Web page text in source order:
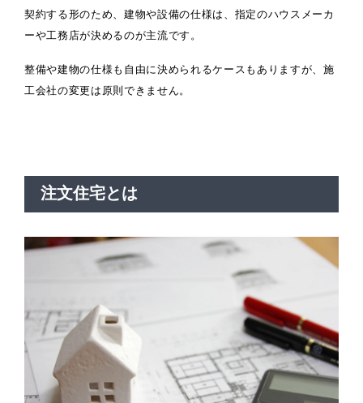
契約する形のため、建物や設備の仕様は、指定のハウスメーカ
ーや工務店が決めるのが主流です。
整備や建物の仕様も自由に決められるケースもありますが、施
工会社の変更は原則できません。
注文住宅とは